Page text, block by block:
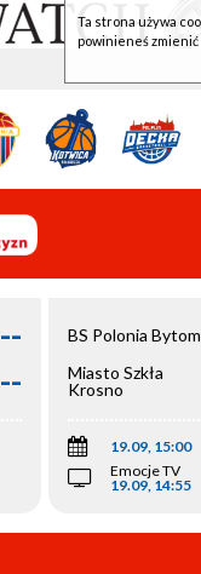
--
--
BS Polonia Bytom
Miasto Szkła
Krosno
19.09, 15:00
Emocje TV
19.09, 14:55
Ta strona używa
powinieneś